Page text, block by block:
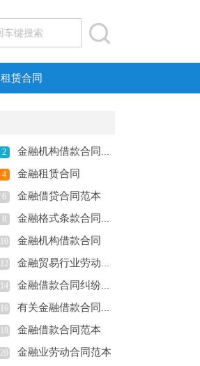
租赁合同
2 金融机构借款合同范本
4 金融租赁合同
6 金融借贷合同范本
8 金融格式条款合同范本
10 金融机构借款合同
12 金融贸易行业劳动合同
14 金融借款合同纠纷起诉状
16 有关金融借款合同范本
18 金融借款合同范本
20 金融业劳动合同范本